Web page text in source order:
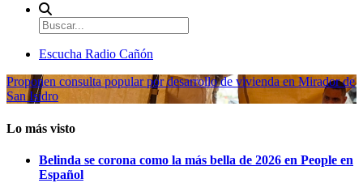
Escucha Radio Cañón
Proponen consulta popular por desarrollo de vivienda en Mirador de
San Isidro
Lo más visto
Belinda se corona como la más bella de 2026 en People en
Español